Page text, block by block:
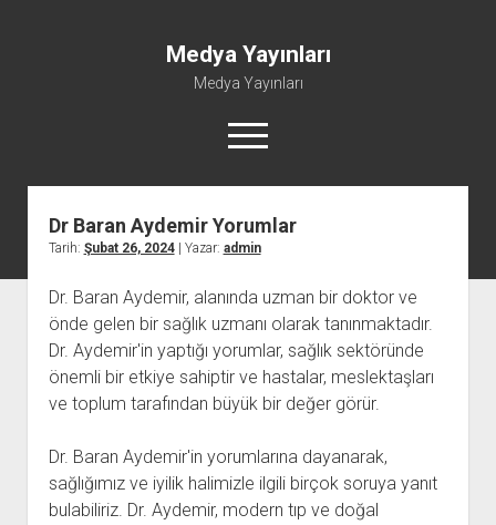
Medya Yayınları
Medya Yayınları
menüyü
aç
Instagram Beğeni Al
Sayfa Listesi
Shorts Abone Çoğaltma Hilesi Parasız
Şifresiz Spotify Takipçi Yükseltme
Dr Baran Aydemir Yorumlar
Tarih: Şubat 26, 2024| Yazar: admin
Dr. Baran Aydemir, alanında uzman bir doktor ve
önde gelen bir sağlık uzmanı olarak tanınmaktadır.
Dr. Aydemir'in yaptığı yorumlar, sağlık sektöründe
önemli bir etkiye sahiptir ve hastalar, meslektaşları
ve toplum tarafından büyük bir değer görür.
Dr. Baran Aydemir'in yorumlarına dayanarak,
sağlığımız ve iyilik halimizle ilgili birçok soruya yanıt
bulabiliriz. Dr. Aydemir, modern tıp ve doğal